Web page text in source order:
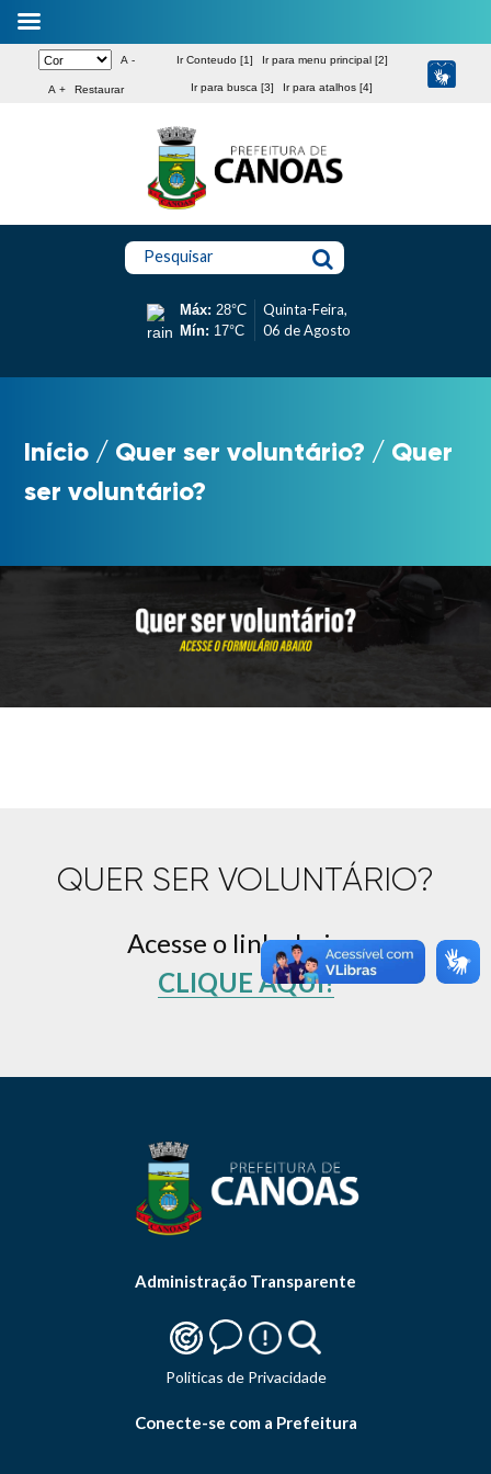
A -
A + Restaurar
Ir Conteudo [1] Ir para menu principal [2]
Ir para busca [3] Ir para atalhos [4]
Pesquisar
Máx: 28°C
Mín: 17°C
Quinta-Feira,
06 de Agosto
Início / Quer ser voluntário? / Quer
ser voluntário?
QUER SER VOLUNTÁRIO?
Acesse o link abaixo:
CLIQUE AQUI!
Administração Transparente
Politicas de Privacidade
Conecte-se com a Prefeitura